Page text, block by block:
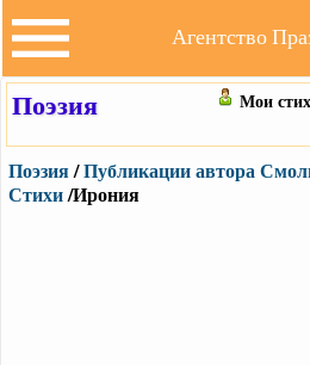
Агентство
Поэзия Мои
Поэзия/Публикации автора
Стихи/Ирония